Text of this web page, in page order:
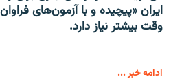
ایران «پیچیده و با آزمون‌های
وقت بیشتر نیاز دارد.
ادامه خبر ...